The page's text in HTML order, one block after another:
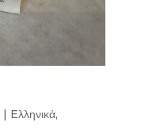
| Eλληνικά,